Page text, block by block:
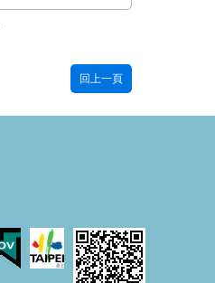
回上一頁